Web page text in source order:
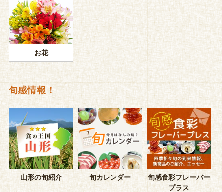
お花
旬感情報！
山形の旬紹介 旬カレンダー
旬感食彩フレーバー
プラス